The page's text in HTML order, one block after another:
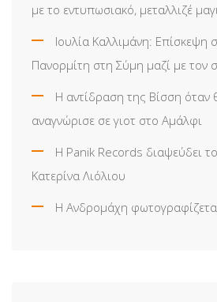
με το εντυπωσιακό, μεταλλιζέ
Ιουλία Καλλιμάνη: Επίσκεψη
Πανορμίτη στη Σύμη μαζί με τον
Η αντίδραση της Βίσση όταν
αναγνώρισε σε γιοτ στο Αμάλφι
Η Panik Records διαψεύδει
Κατερίνα Λιόλιου
Η Ανδρομάχη